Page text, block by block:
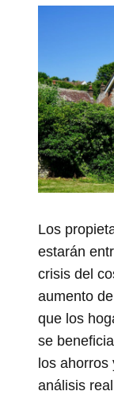
Los
estarán
crisis del
aumento
que los
se
los ahorros
análisis